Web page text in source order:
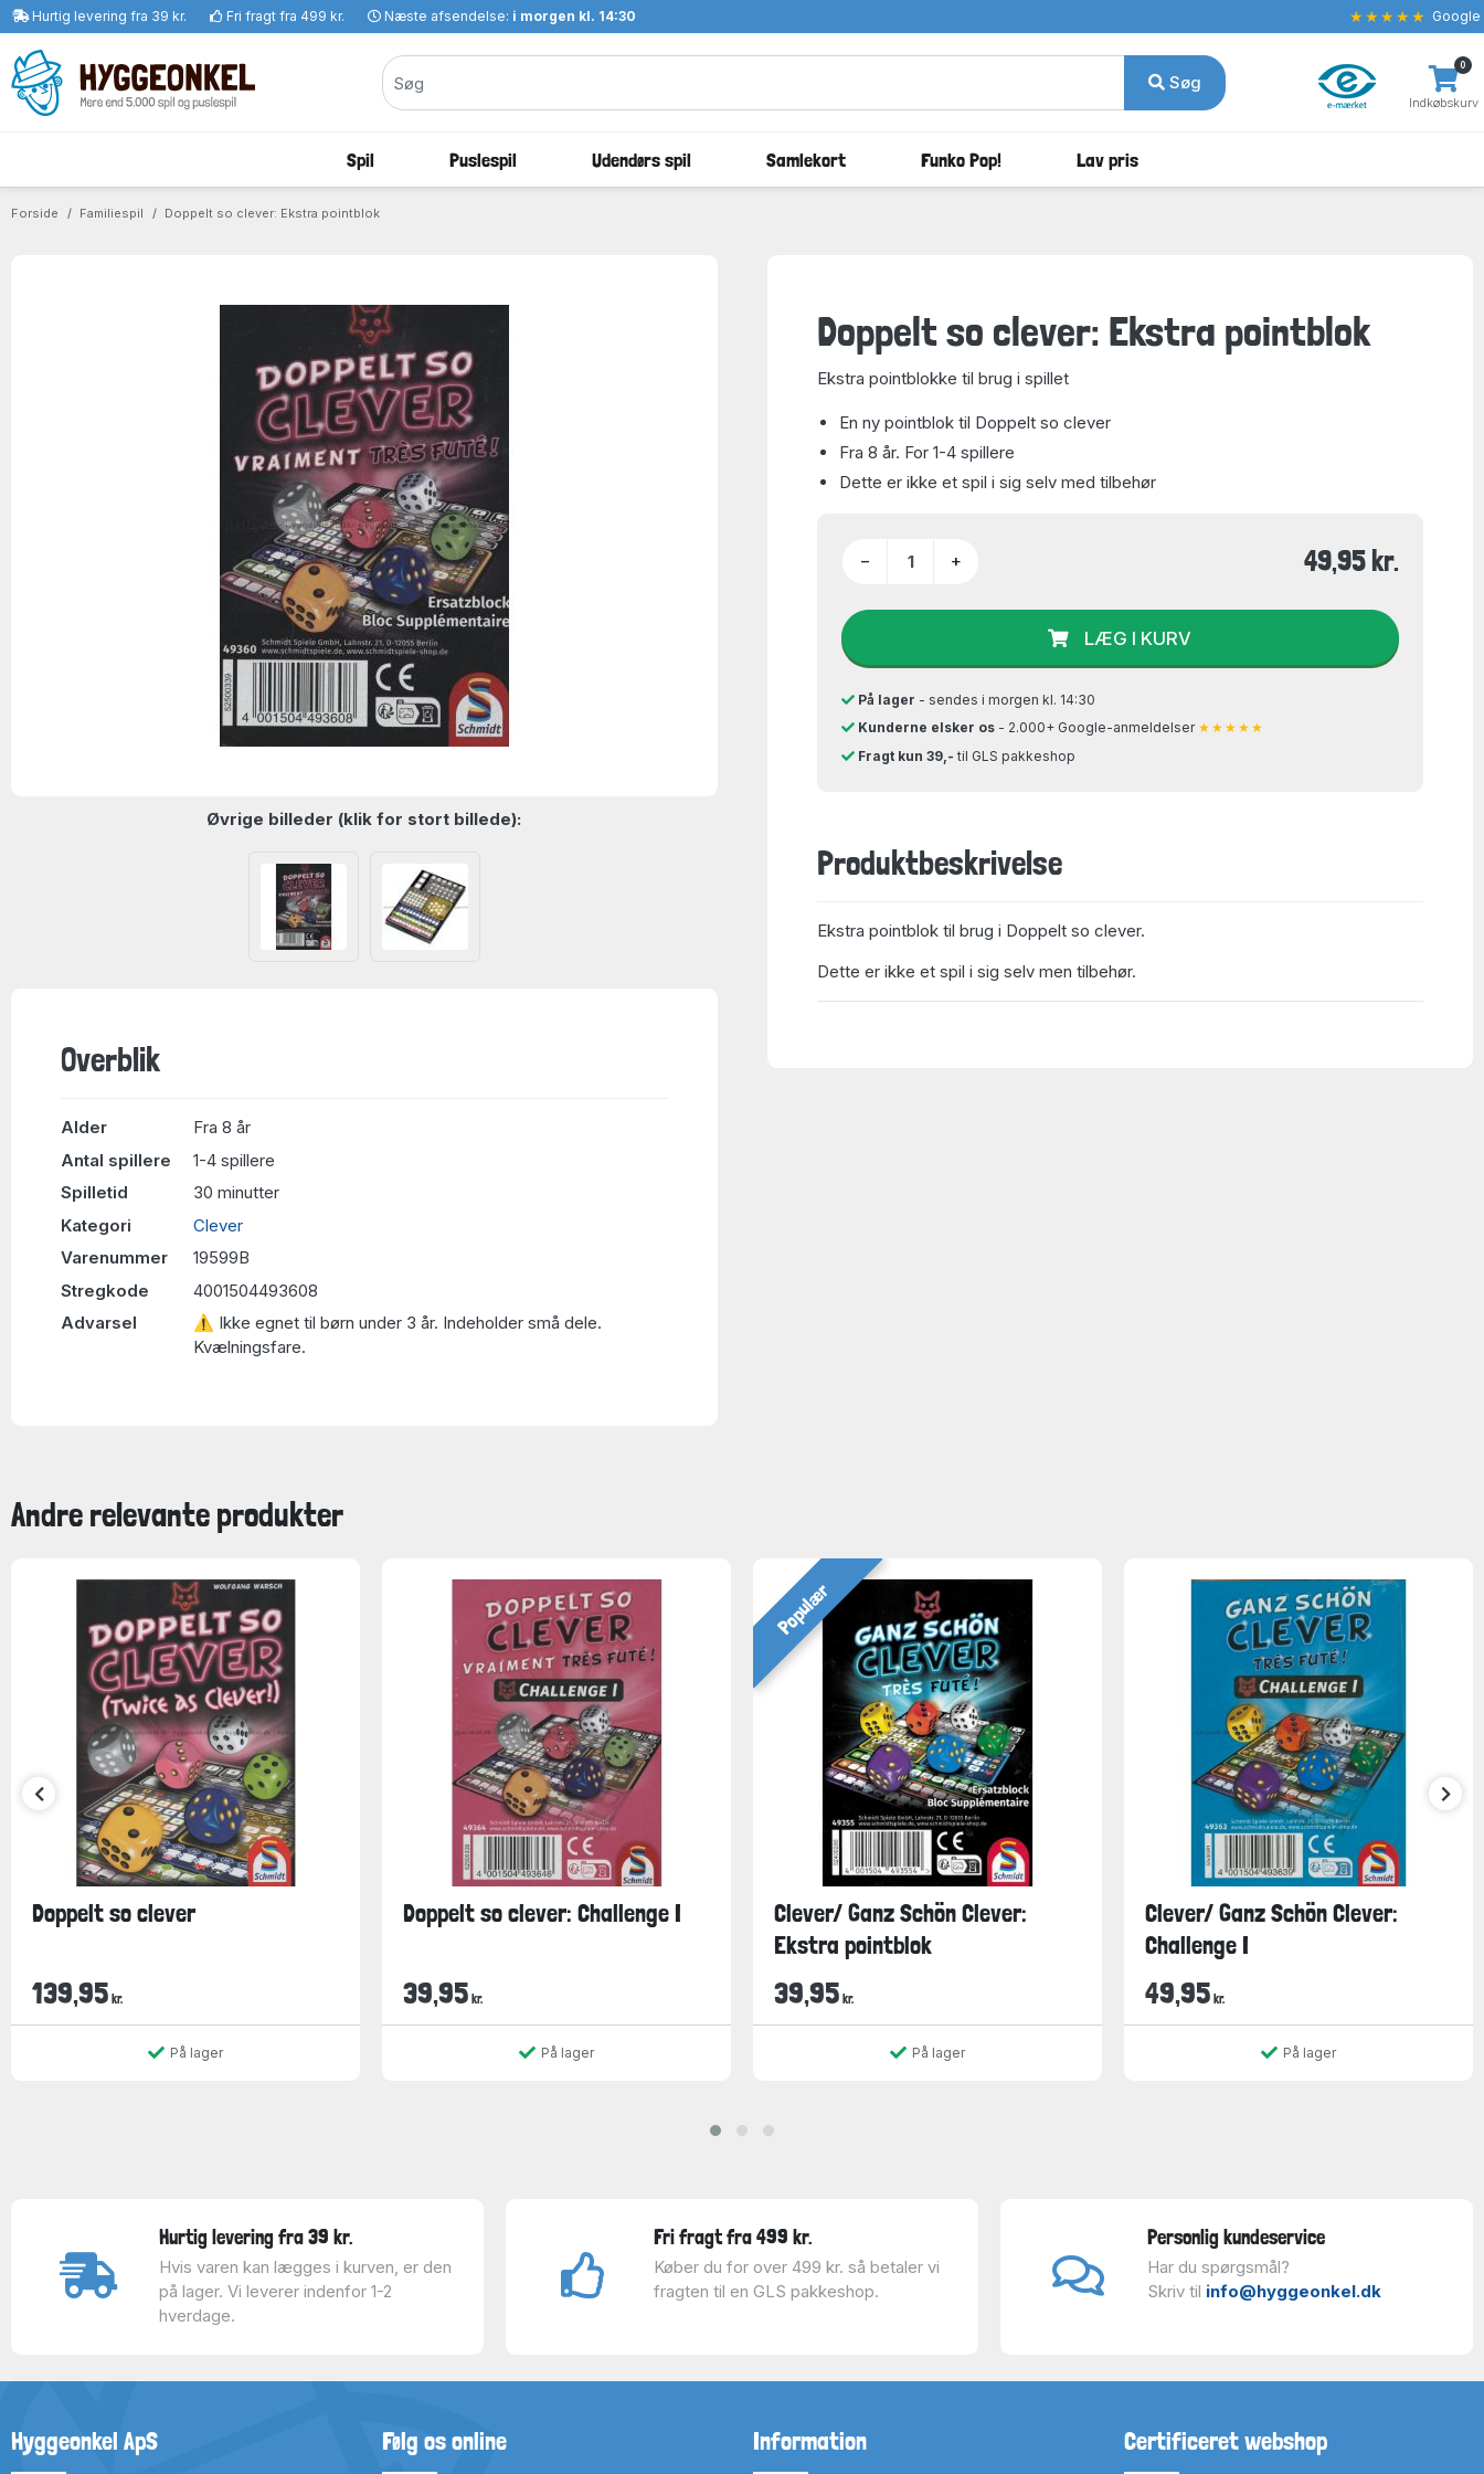
Hurtig levering fra 39 kr. Fri fragt fra 499 kr. Næste afsendelse: i morgen kl. 14:30 ★★★★★ Google
Søg
Indkøbskurv
0
Spil Puslespil Udendørs spil Samlekort Funko Pop! Lav pris
Forside Familiespil Doppelt so clever: Ekstra pointblok
Øvrige billeder (klik for stort billede):
Overblik
Alder
Fra 8 år
Antal spillere
1-4 spillere
Spilletid
30 minutter
Kategori
Clever
Varenummer
19599B
Stregkode
4001504493608
Advarsel
⚠ Ikke egnet til børn under 3 år. Indeholder små dele.
Kvælningsfare.
Doppelt so clever: Ekstra pointblok
Ekstra pointblokke til brug i spillet
En ny pointblok til Doppelt so clever
Fra 8 år. For 1-4 spillere
Dette er ikke et spil i sig selv med tilbehør
− + 49,95 kr.
LÆG I KURV
På lager - sendes i morgen kl. 14:30
Kunderne elsker os - 2.000+ Google-anmeldelser ★★★★★
Fragt kun 39,- til GLS pakkeshop
Produktbeskrivelse
Ekstra pointblok til brug i Doppelt so clever.
Dette er ikke et spil i sig selv men tilbehør.
Andre relevante produkter
Doppelt so clever
139,95 kr.
På lager
Doppelt so clever: Challenge I
39,95 kr.
På lager
Populær
Clever/ Ganz Schön Clever:
Ekstra pointblok
39,95 kr.
På lager
Clever/ Ganz Schön Clever:
Challenge I
49,95 kr.
På lager
Hurtig levering fra 39 kr.
Hvis varen kan lægges i kurven, er den
på lager. Vi leverer indenfor 1-2
hverdage.
Fri fragt fra 499 kr.
Køber du for over 499 kr. så betaler vi
fragten til en GLS pakkeshop.
Personlig kundeservice
Har du spørgsmål?
Skriv til info@hyggeonkel.dk
Hyggeonkel ApS Følg os online Information Certificeret webshop